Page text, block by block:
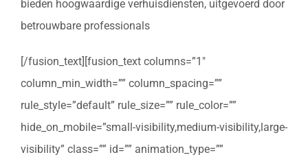
bieden hoogwaardige verhuisdiensten, uitgevoerd door
betrouwbare professionals
[/fusion_text][fusion_text columns=”1″
column_min_width=”” column_spacing=””
rule_style=”default” rule_size=”” rule_color=””
hide_on_mobile=”small-visibility,medium-visibility,large-
visibility” class=”” id=”” animation_type=””